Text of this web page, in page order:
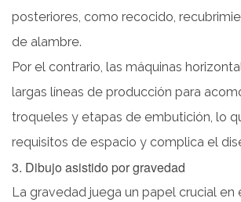
Beneficios
económicos
y
operativos
10
Conclusión
posteriores, como recocido,
de alambre.
Por el contrario, las máquinas
largas líneas de producción para
troqueles y etapas de embutición, lo
requisitos de espacio y complica el
3. Dibujo asistido por gravedad
La gravedad juega un papel crucial en